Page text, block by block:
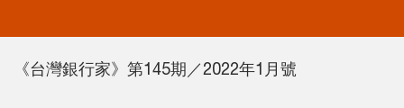
《台灣銀行家》第145期／2022年1月號